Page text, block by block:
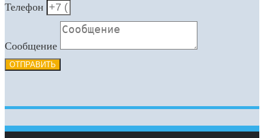
Телефон
Сообщение
ОТПРАВИТЬ